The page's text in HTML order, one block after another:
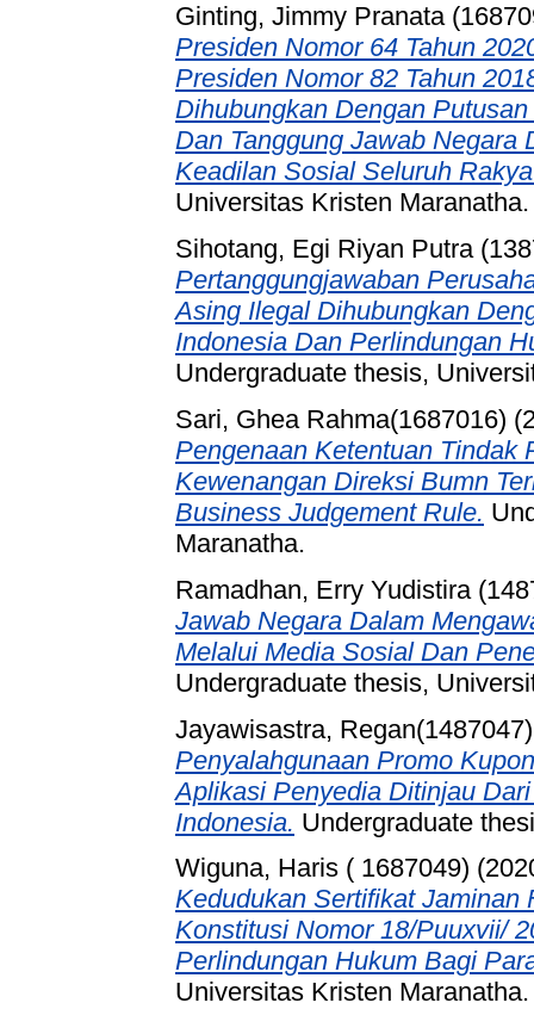
Ginting, Jimmy Pranata
Presiden Nomor 64 Tahun
Presiden Nomor 82 Tahun
Dihubungkan Dengan
Dan Tanggung Jawab Negara
Keadilan Sosial Seluruh
Universitas Kristen Maranatha.
Sihotang, Egi Riyan Putra
Pertanggungjawaban
Asing Ilegal Dihubungkan
Indonesia Dan Perlindungan
Undergraduate thesis,
Sari, Ghea Rahma(1687016)
Pengenaan Ketentuan Tindak
Kewenangan Direksi Bumn
Business Judgement Rule.
Maranatha.
Ramadhan, Erry Yudistira
Jawab Negara Dalam
Melalui Media Sosial Dan
Undergraduate thesis,
Jayawisastra, Regan(1487047)
Penyalahgunaan Promo
Aplikasi Penyedia Ditinjau
Indonesia. Undergraduate
Wiguna, Haris ( 1687049)
Kedudukan Sertifikat Jaminan
Konstitusi Nomor 18/Puuxvii/
Perlindungan Hukum Bagi
Universitas Kristen Maranatha.